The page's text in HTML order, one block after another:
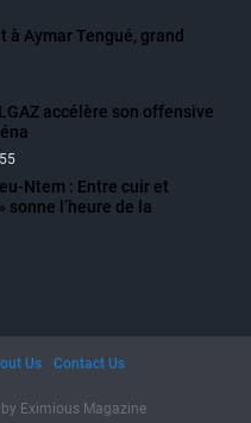
à Aymar Tengué, grand
accélère son offensive
Ntem : Entre cuir et
sonne l’heure de la
Eximious Magazine
Us Contact Us